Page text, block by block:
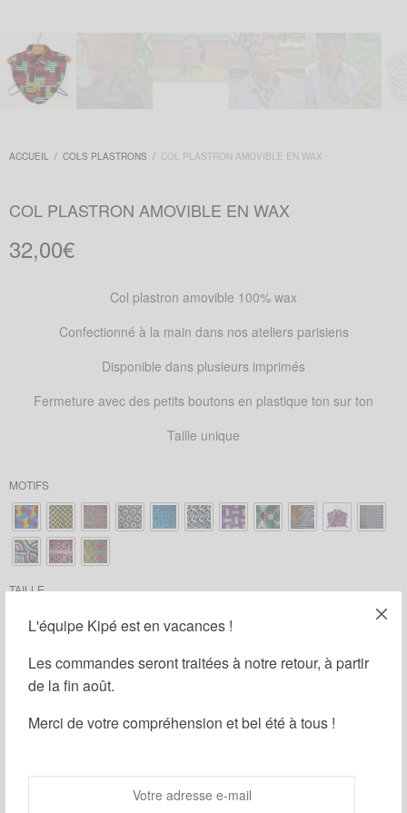
L'équipe Kipé est en vacances !
Les commandes seront traitées à notre retour, à partir
de la fin août.
Merci de votre compréhension et bel été à tous !
ACCUEIL / COLS PLASTRONS / COL PLASTRON AMOVIBLE EN WAX
COL PLASTRON AMOVIBLE EN WAX
32,00€
Col plastron amovible 100% wax
Confectionné à la main dans nos ateliers parisiens
Disponible dans plusieurs imprimés
Fermeture avec des petits boutons en plastique ton sur ton
Taille unique
MOTIFS
TAILLE
38 40 42